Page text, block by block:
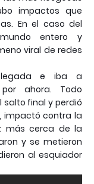
impactos que
En el caso del
entero y
viral de redes
e iba a
por ahora. Todo
final y perdió
impactó contra la
más cerca de la
y se metieron
al esquiador